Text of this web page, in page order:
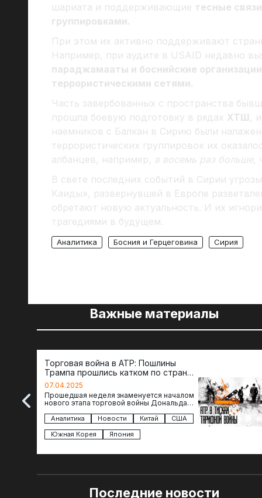
шариата и поддерживающие тесные
группировками.
При этом их активно поддерживают
Например, при аудите в USAID недавно
параджамааты и боснийские
террористическими сетями.
Часть завербованных с пространства
прошла боевую подготовку в рядах ХТШ ,
наемников с Балкан в Сирию были
террористических группировок их
албанцев, например, в восемь раз больше,
В свете последних событий в Сирии
Каиды», развернувшей в Европе
обретают новую актуальность. И их
трагедиями в будущем.
Аналитика Босния и Герцеговина Сирия
Важные материалы
Торговая война в АТР: Пошлины
Трампа прошлись катком по странам
региона
07.04.2025
Прошедшая неделя знаменуется началом
нового этапа торговой войны Дональда
импорта из более 100 стран…
Аналитика Новости Китай
США
Южная Корея
Япония
Последние новости